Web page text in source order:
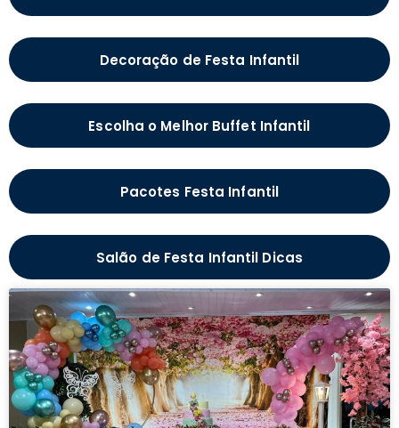
Decoração de Festa Infantil
Escolha o Melhor Buffet Infantil
Pacotes Festa Infantil
Salão de Festa Infantil Dicas